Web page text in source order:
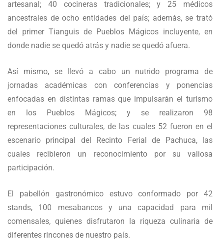
artesanal; 40 cocineras tradicionales; y 25 médicos
ancestrales de ocho entidades del país; además, se trató
del primer Tianguis de Pueblos Mágicos incluyente, en
donde nadie se quedó atrás y nadie se quedó afuera.
Así mismo, se llevó a cabo un nutrido programa de
jornadas académicas con conferencias y ponencias
enfocadas en distintas ramas que impulsarán el turismo
en los Pueblos Mágicos; y se realizaron 98
representaciones culturales, de las cuales 52 fueron en el
escenario principal del Recinto Ferial de Pachuca, las
cuales recibieron un reconocimiento por su valiosa
participación.
El pabellón gastronómico estuvo conformado por 42
stands, 100 mesabancos y una capacidad para mil
comensales, quienes disfrutaron la riqueza culinaria de
diferentes rincones de nuestro país.